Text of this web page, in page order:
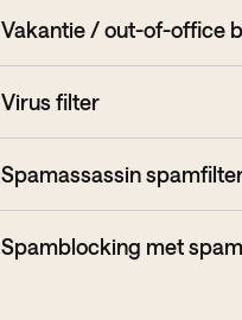
Vakantie / out-of-office
Virus filter
Spamassassin
Spamblocking met